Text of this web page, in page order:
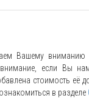
Вашему вниманию
внимание, если Вы
стоимость
в разделе